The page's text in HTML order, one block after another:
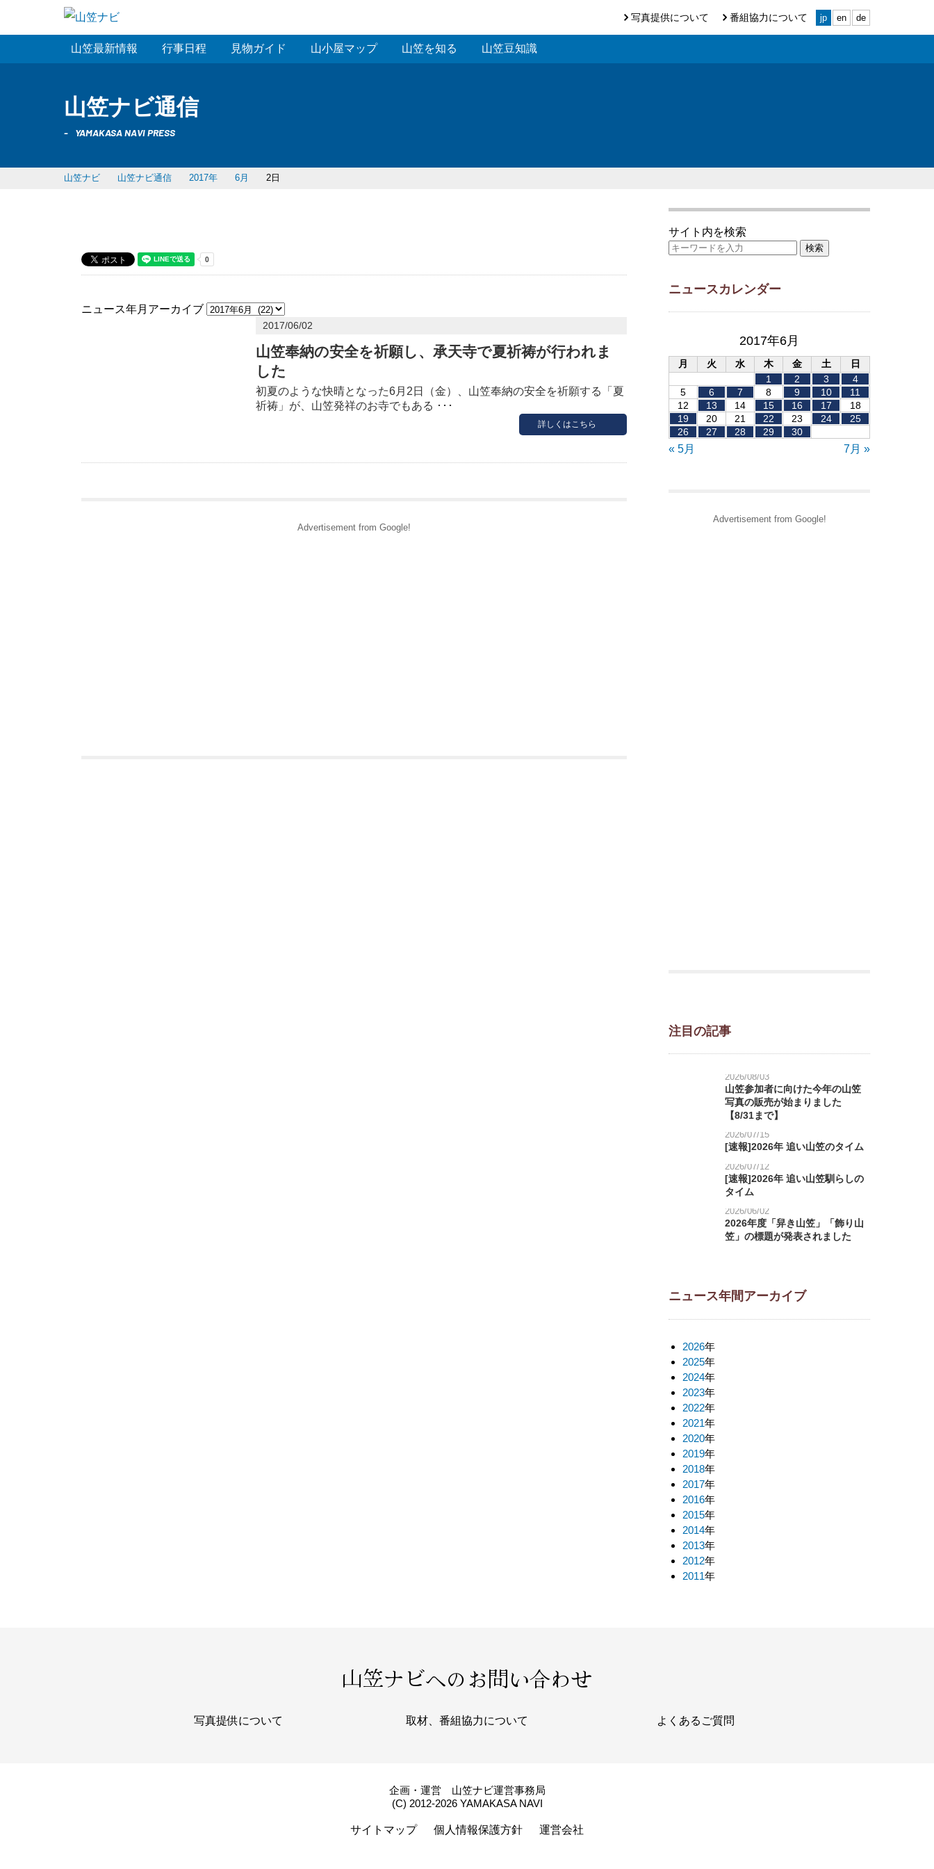
写真提供について 番組協力について jp en de
山笠最新情報 行事日程 見物ガイド 山小屋マップ 山笠を知る 山笠豆知識
山笠ナビ通信
YAMAKASA NAVI PRESS
山笠ナビ 山笠ナビ通信 2017年 6月 2日
ニュース年月アーカイブ
2017/06/02
山笠奉納の安全を祈願し、承天寺で夏祈祷が行われま
した
初夏のような快晴となった6月2日（金）、山笠奉納の安全を祈願する「夏
祈祷」が、山笠発祥のお寺でもある ･･･
詳しくはこちら
サイト内を検索
ニュースカレンダー
2017年6月
月 火 水 木 金 土
日
1
2 3
4
5
6 7 8 9 10
11
12
13 14 15 16 17
18
19
20 21 22 23 24
25
26
27 28 29 30
« 5月 7月 »
注目の記事
2026/08/03
山笠参加者に向けた今年の山笠
写真の販売が始まりました
【8/31まで】
2026/07/15
[速報]2026年 追い山笠のタイム
2026/07/12
[速報]2026年 追い山笠馴らしの
タイム
2026/06/02
2026年度「舁き山笠」「飾り山
笠」の標題が発表されました
ニュース年間アーカイブ
2026年
2025年
2024年
2023年
2022年
2021年
2020年
2019年
2018年
2017年
2016年
2015年
2014年
2013年
2012年
2011年
山笠ナビへのお問い合わせ
写真提供について 取材、番組協力について よくあるご質問
企画・運営 山笠ナビ運営事務局
(C) 2012-2026 YAMAKASA NAVI
サイトマップ 個人情報保護方針 運営会社